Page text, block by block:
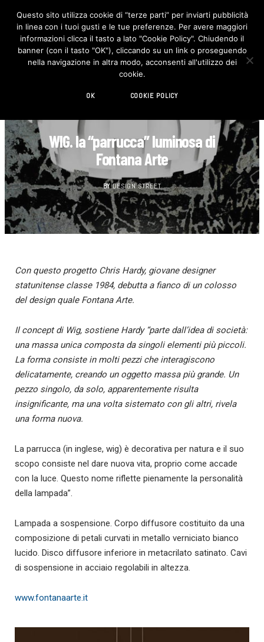
F
c
e
b
o
I
n
s
t
WIG. la “parrucca” luminosa di
Fontana Arte
BY DESIGN STREET
Con questo progetto Chris Hardy, giovane designer
statunitense classe 1984, debutta a fianco di un colosso
del design quale Fontana Arte.
Il concept di Wig, sostiene Hardy “parte dall’idea di società:
una massa unica composta da singoli elementi più piccoli.
La forma consiste in molti pezzi che interagiscono
delicatamente, creando un oggetto massa più grande. Un
pezzo singolo, da solo, apparentemente risulta
insignificante, ma una volta sistemato con gli altri, rivela
una forma nuova.
La parrucca (in inglese, wig) è decorativa per natura e il suo
scopo consiste nel dare nuova vita, proprio come accade
con la luce. Questo nome riflette pienamente la personalità
della lampada”.
Lampada a sospensione. Corpo diffusore costituito da una
composizione di petali curvati in metallo verniciato bianco
lucido. Disco diffusore inferiore in metacrilato satinato. Cavi
di sospensione in acciaio regolabili in altezza.
www.fontanaarte.it
Questo sito utilizza cookie di “terze parti” per inviarti pubblicità
in linea con i tuoi gusti e le tue preferenze. Per avere maggiori
informazioni clicca il tasto a lato "Cookie Policy". Chiudendo il
banner (con il tasto "OK"), cliccando su un link o proseguendo
nella navigazione in altra modo, acconsenti all'utilizzo dei
cookie.
OK COOKIE POLICY